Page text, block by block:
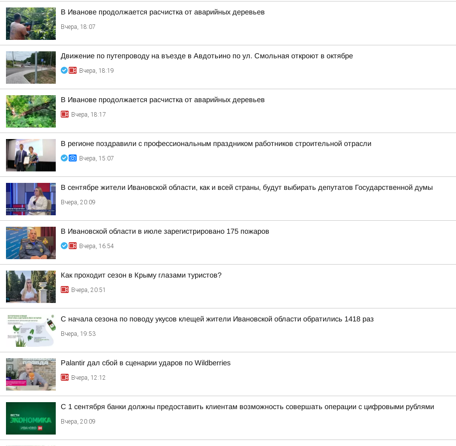
В Иванове продолжается расчистка от аварийных деревьев
Вчера, 18:07
Движение по путепроводу на въезде в Авдотьино по ул. Смольная откроют в октябре
Вчера, 18:19
В Иванове продолжается расчистка от аварийных деревьев
Вчера, 18:17
В регионе поздравили с профессиональным праздником работников строительной отрасли
Вчера, 15:07
В сентябре жители Ивановской области, как и всей страны, будут выбирать депутатов Государственной думы
Вчера, 20:09
В Ивановской области в июле зарегистрировано 175 пожаров
Вчера, 16:54
Как проходит сезон в Крыму глазами туристов?
Вчера, 20:51
С начала сезона по поводу укусов клещей жители Ивановской области обратились 1418 раз
Вчера, 19:53
Palantir дал сбой в сценарии ударов по Wildberries
Вчера, 12:12
С 1 сентября банки должны предоставить клиентам возможность совершать операции с цифровыми рублями
Вчера, 20:09